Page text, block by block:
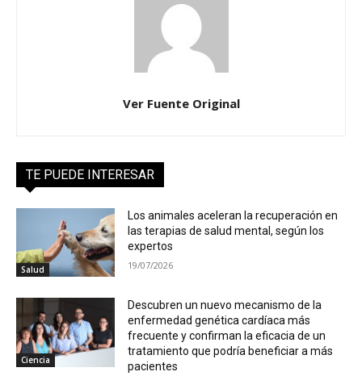
Ver Fuente Original
TE PUEDE INTERESAR
Salud
Los animales aceleran la recuperación en
las terapias de salud mental, según los
expertos
19/07/2026
Ciencia
Descubren un nuevo mecanismo de la
enfermedad genética cardíaca más
frecuente y confirman la eficacia de un
tratamiento que podría beneficiar a más
pacientes